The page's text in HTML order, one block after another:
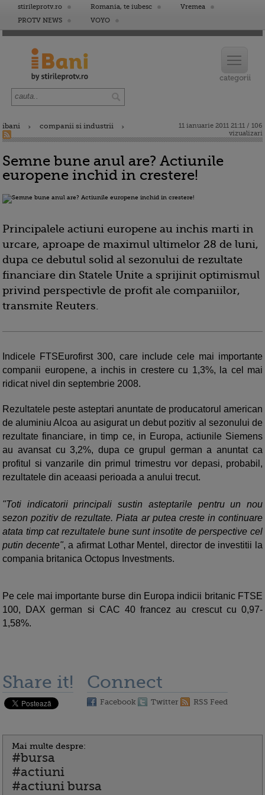
stirileprotv.ro Romania, te iubesc
Vremea
PROTV NEWS
VOYO
ibani companii si industrii
11 ianuarie 2011 21:11 / 106
vizualizari
Semne bune anul are? Actiunile
europene inchid in crestere!
Principalele actiuni europene au inchis marti in
urcare, aproape de maximul ultimelor 28 de luni,
dupa ce debutul solid al sezonului de rezultate
financiare din Statele Unite a sprijinit optimismul
privind perspectivle de profit ale companiilor,
transmite Reuters.
Indicele FTSEurofirst 300, care include cele mai importante
companii europene, a inchis in crestere cu 1,3%, la cel mai
ridicat nivel din septembrie 2008.
Rezultatele peste asteptari anuntate de producatorul american
de aluminiu Alcoa au asigurat un debut pozitiv al sezonului de
rezultate financiare, in timp ce, in Europa, actiunile Siemens
au avansat cu 3,2%, dupa ce grupul german a anuntat ca
profitul si vanzarile din primul trimestru vor depasi, probabil,
rezultatele din aceaasi perioada a anului trecut.
"Toti indicatorii principali sustin asteptarile pentru un nou
sezon pozitiv de rezultate. Piata ar putea creste in continuare
atata timp cat rezultatele bune sunt insotite de perspective cel
putin decente", a afirmat Lothar Mentel, director de investitii la
compania britanica Octopus Investments.
Pe cele mai importante burse din Europa indicii britanic FTSE
100, DAX german si CAC 40 francez au crescut cu 0,97-
1,58%.
Share it! Connect
Facebook Twitter RSS Feed
Mai multe despre:
#bursa
#actiuni
#actiuni bursa